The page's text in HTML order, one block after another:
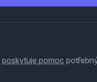
poskytuje pomoc